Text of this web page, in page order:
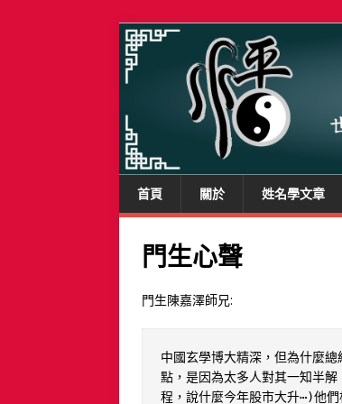
首頁 關於 姓名學文章
門生心聲
門生陳嘉澤師兄:
中國玄學博大精深，但為什麼
點，是因為太多人對其一知半
程，說什麼今年股市大升⋯)他